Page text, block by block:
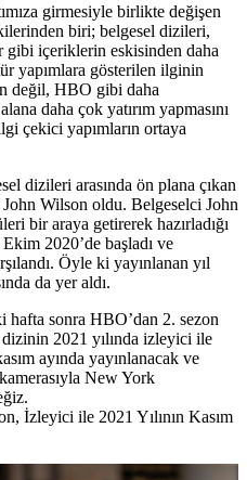
girmesiyle birlikte değişen
biri; belgesel dizileri,
gibi içeriklerin eskisinden daha
yapımlara gösterilen ilginin
değil, HBO gibi daha
daha çok yatırım yapmasını
çekici yapımların ortaya
dizileri arasında ön plana çıkan
Wilson oldu. Belgeselci John
bir araya getirerek hazırladığı
2020’de başladı ve
Öyle ki yayınlanan yıl
da yer aldı.
hafta sonra HBO’dan 2. sezon
2021 yılında izleyici ile
ayında yayınlanacak ve
New York
İzleyici ile 2021 Yılının Kasım